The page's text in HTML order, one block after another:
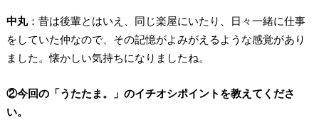
中丸：昔は後輩とはいえ、同じ楽屋にいたり、日々一緒に仕事
をしていた仲なので、その記憶がよみがえるような感覚があり
ました。懐かしい気持ちになりましたね。
②今回の「うたたま。」のイチオシポイントを教えてくださ
い。